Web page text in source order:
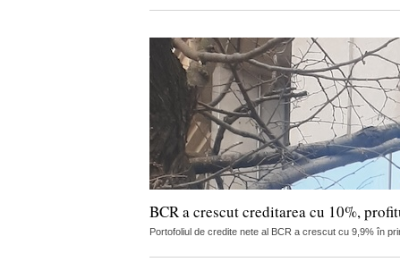
BCR a crescut creditarea cu 10%,
Portofoliul de credite nete al BCR a crescut cu 9,9% în